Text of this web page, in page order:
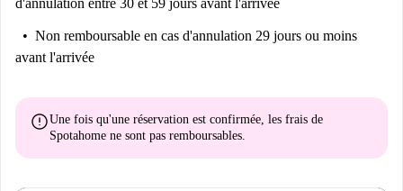
d'annulation entre 30 et 59 jours avant l'arrivée
Non remboursable en cas d'annulation 29 jours ou moins
avant l'arrivée
errorUne fois qu'une réservation est confirmée, les frais de
Spotahome ne sont pas remboursables.